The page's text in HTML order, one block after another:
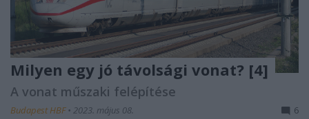
Milyen egy jó távolsági vonat? [4]
A vonat műszaki felépítése
Budapest HBF • 2023. május 08. 6